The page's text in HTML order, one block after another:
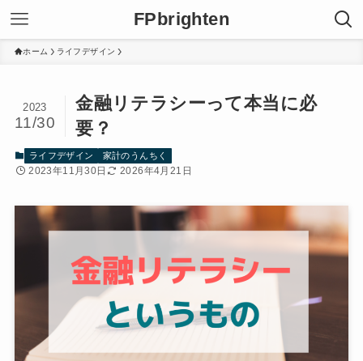
FPbrighten
ホーム ライフデザイン
金融リテラシーって本当に必
要？
2023
11/30
ライフデザイン 家計のうんちく
2023年11月30日 2026年4月21日